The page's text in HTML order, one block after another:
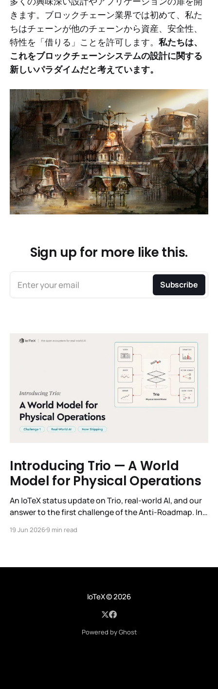
きます。ブロックチェーン業界では初めて、私た
ちはチェーンが他のチェーンから資産、安全性、
特性を「借りる」ことを許可します。 私たちは、
これをブロックチェーンシステムの設計に関する
新しいパラダイムだと考えています。
Sign up for more like this.
Enter your email Subscribe
Introducing Trio — A World
Model for Physical Operations
An IoTeX status update on Trio, real-world AI, and our
answer to the first challenge of the Anti-Roadmap. In
three challenges instead of a timeline. Challenge 1 was
19 Jun 20269 min read
IoTeX© 2026
Powered by Ghost